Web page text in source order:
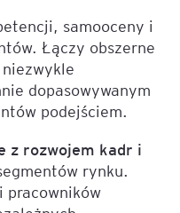
samooceny i
Łączy obszerne
dopasowywanym
podejściem.
z rozwojem kadr i
rynku.
pracowników